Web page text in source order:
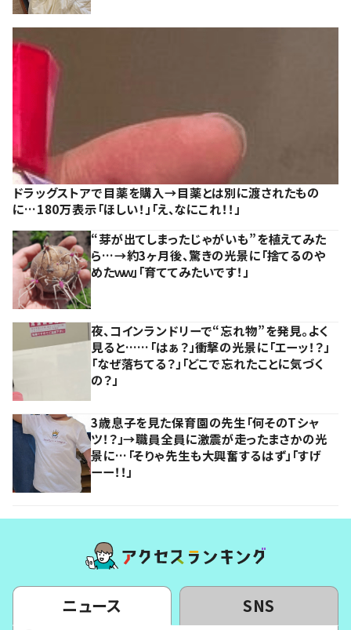
ドラッグストアで目薬を購入→目薬とは別に渡されたもの
に…180万表示「ほしい！」「え、なにこれ！！」
“芽が出てしまったじゃがいも”を植えてみた
ら…→約3ヶ月後、驚きの光景に「捨てるのや
めたｗｗ」「育ててみたいです！」
夜、コインランドリーで“忘れ物”を発見。よく
見ると……「はぁ？」衝撃の光景に「エーッ！？」
「なぜ落ちてる？」「どこで忘れたことに気づく
の？」
3歳息子を見た保育園の先生「何そのTシャ
ツ！？」→職員全員に激震が走ったまさかの光
景に…「そりゃ先生も大興奮するはず」「すげ
ーー！！」
ニュース SNS